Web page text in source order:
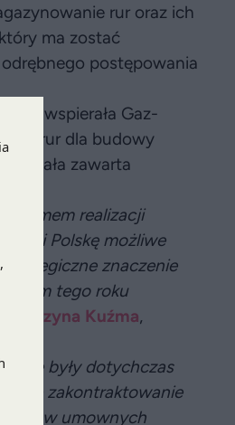
rur oraz ich
ma zostać
postępowania
wspierała Gaz-
rur dla budowy
zawarta
realizacji
i Polskę możliwe
znaczenie
tego roku
Katarzyna Kuźma,
nie były dotychczas
zakontraktowanie
umownych